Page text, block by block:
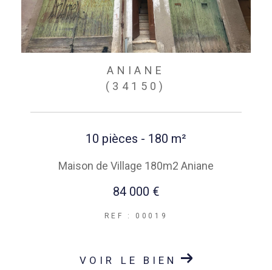
ANIANE
(34150)
10 pièces - 180 m²
Maison de Village 180m2 Aniane
84 000 €
REF : 00019
VOIR LE BIEN